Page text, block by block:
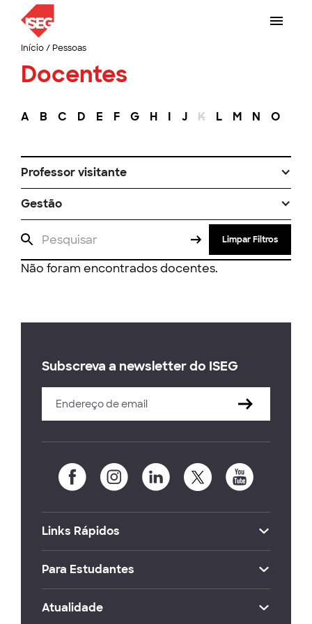
Início/ Pessoas
Docentes
A B C D E F G H I J K L M N O
Professor visitante
Gestão
Limpar Filtros
Não foram encontrados docentes.
Subscreva a newsletter do ISEG
Links Rápidos
Para Estudantes
Atualidade